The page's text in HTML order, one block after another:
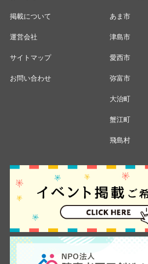
掲載について
運営会社
サイトマップ
お問い合わせ
あま市
津島市
愛西市
弥富市
大治町
蟹江町
飛島村